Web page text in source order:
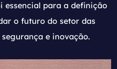
essencial para a definição
o futuro do setor das
e inovação.